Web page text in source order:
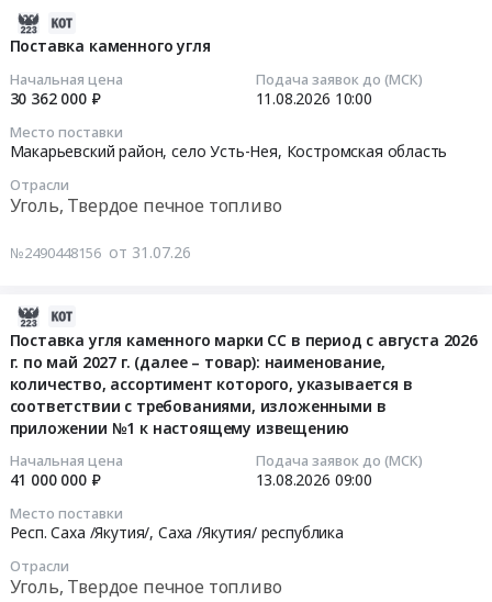
Поставка каменного угля
Начальная цена
30 362 000 ₽
Подача заявок до (МСК)
11.08.2026 10:00
Место поставки
Макарьевский район, село Усть-Нея, Костромская область
Отрасли
Уголь, Твердое печное топливо
№2490448156 от 31.07.26
Поставка угля каменного марки СС в период с августа 2026
г. по май 2027 г. (далее – товар): наименование,
количество, ассортимент которого, указывается в
соответствии с требованиями, изложенными в
приложении №1 к настоящему извещению
Начальная цена
41 000 000 ₽
Подача заявок до (МСК)
13.08.2026 09:00
Место поставки
Респ. Саха /Якутия/, Саха /Якутия/ республика
Отрасли
Уголь, Твердое печное топливо